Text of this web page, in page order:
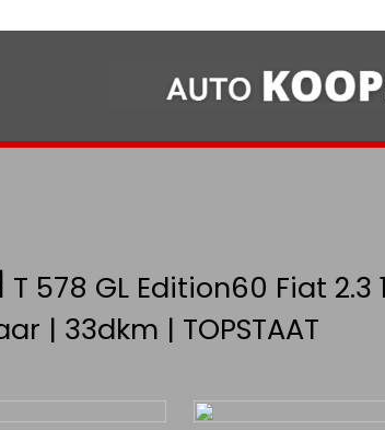
T 578 GL Edition60 Fiat
| 33dkm | TOPSTAAT